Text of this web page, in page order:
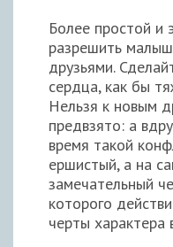
Более простой и
разрешить
друзьями.
сердца, как бы
Нельзя к новым
предвзято: а
время такой
ершистый, а на
замечательный
которого
черты характера